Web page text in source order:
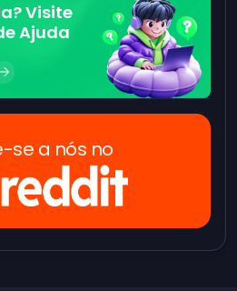
Visite
Ajuda
se a nós no